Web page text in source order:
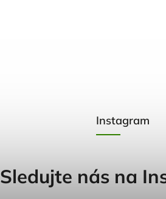
Instagram
Sledujte nás na